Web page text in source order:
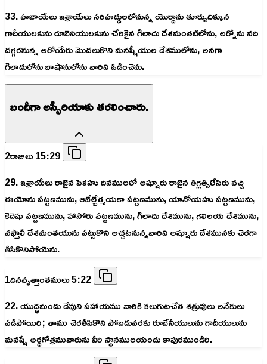
33. హజాయేలు ఇశ్రాయేలు సరిహద్దులలోనున్న యొర్దాను తూర్పుదిక్కున
గాదీయులకును రూబెనియులకును చేరికైన గిలాదు దేశమంతటిలోను, అర్నోను నది
దగ్గరనున్న అరోయేరు మొదలుకొని మనష్షీయుల దేశములోను, అనగా
గిలాదులోను బాషానులోను వారిని ఓడించెను.
బందీగా అస్సీరియాకు తరలించారు.
2రాజులు 15:29
29. ఇశ్రాయేలు రాజైన పెకహు దినములలో అష్షూరు రాజైన తిగ్లత్పిలేసెరు వచ్చి
ఈయోను పట్టణమును, ఆబేల్బేత్మయకా పట్టణమును, యానోయహు పట్టణమును,
కెదెషు పట్టణమును, హాసోరు పట్టణమును, గిలాదు దేశమును, గలిలయ దేశమును,
నఫ్తాలీ దేశమంతయును పట్టుకొని అచ్చటనున్నవారిని అష్షూరు దేశమునకు చెరగా
తీసికొనిపోయెను.
1దినవృత్తాంతములు 5:22
22. యుద్ధమందు దేవుని సహాయము వారికి కలుగుటచేత శత్రువులు అనేకులు
పడిపోయిరి; తాము చెరతీసికొని పోబడువరకు రూబేనీయులును గాదీయులును
మనష్షే అర్ధగోత్రమువారును వీరి స్థానములయందు కాపురముండిరి.